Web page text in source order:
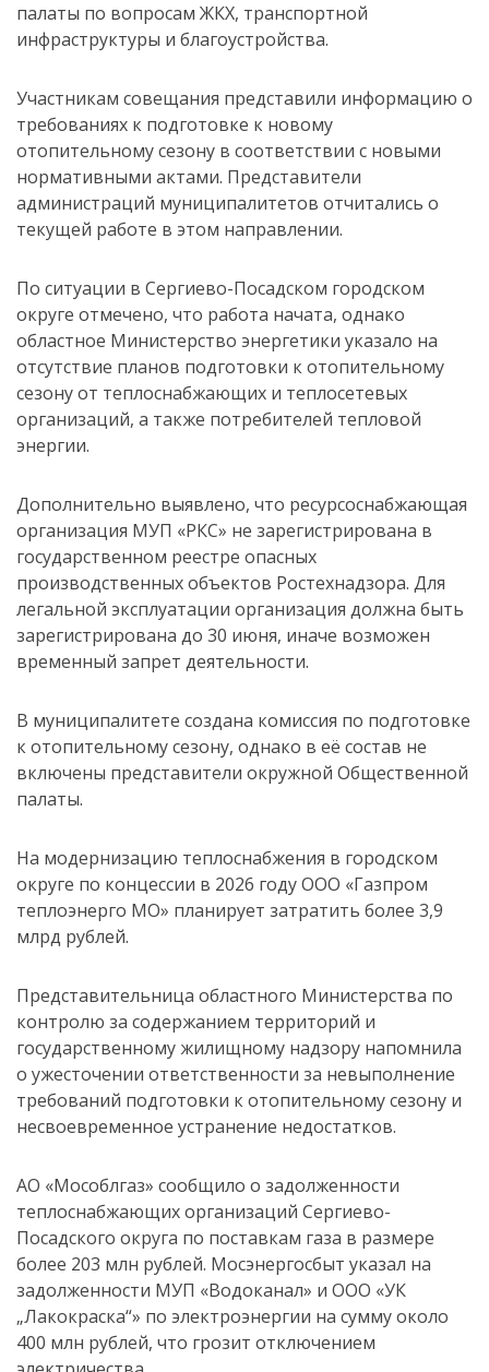
палаты по вопросам ЖКХ, транспортной
инфраструктуры и благоустройства.
Участникам совещания представили информацию о
требованиях к подготовке к новому
отопительному сезону в соответствии с новыми
нормативными актами. Представители
администраций муниципалитетов отчитались о
текущей работе в этом направлении.
По ситуации в Сергиево-Посадском городском
округе отмечено, что работа начата, однако
областное Министерство энергетики указало на
отсутствие планов подготовки к отопительному
сезону от теплоснабжающих и теплосетевых
организаций, а также потребителей тепловой
энергии.
Дополнительно выявлено, что ресурсоснабжающая
организация МУП «РКС» не зарегистрирована в
государственном реестре опасных
производственных объектов Ростехнадзора. Для
легальной эксплуатации организация должна быть
зарегистрирована до 30 июня, иначе возможен
временный запрет деятельности.
В муниципалитете создана комиссия по подготовке
к отопительному сезону, однако в её состав не
включены представители окружной Общественной
палаты.
На модернизацию теплоснабжения в городском
округе по концессии в 2026 году ООО «Газпром
теплоэнерго МО» планирует затратить более 3,9
млрд рублей.
Представительница областного Министерства по
контролю за содержанием территорий и
государственному жилищному надзору напомнила
о ужесточении ответственности за невыполнение
требований подготовки к отопительному сезону и
несвоевременное устранение недостатков.
АО «Мособлгаз» сообщило о задолженности
теплоснабжающих организаций Сергиево-
Посадского округа по поставкам газа в размере
более 203 млн рублей. Мосэнергосбыт указал на
задолженности МУП «Водоканал» и ООО «УК
„Лакокраска“» по электроэнергии на сумму около
400 млн рублей, что грозит отключением